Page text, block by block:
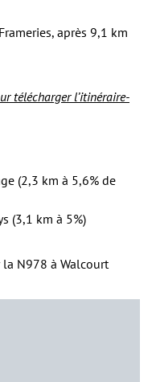
après 9,1 km
télécharger l’itinéraire-
(2,3 km à 5,6% de
(3,1 km à 5%)
N978 à Walcourt